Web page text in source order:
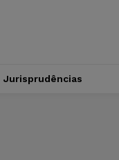
Jurisprudências